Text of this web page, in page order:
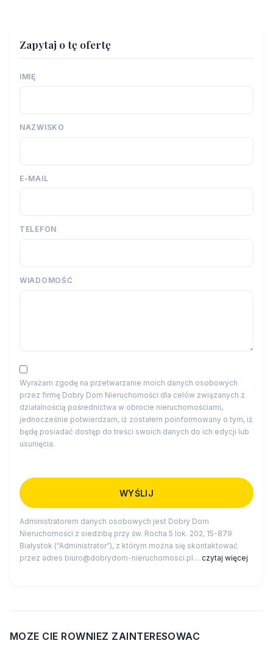
Zapytaj o tę ofertę
IMIĘ
NAZWISKO
E-MAIL
TELEFON
WIADOMOŚĆ
Wyrażam zgodę na przetwarzanie moich danych osobowych
przez firmę Dobry Dom Nieruchomości dla celów związanych z
działalnością pośrednictwa w obrocie nieruchomościami,
jednocześnie potwierdzam, iż zostałem poinformowany o tym, iż
będę posiadać dostęp do treści swoich danych do ich edycji lub
usunięcia.
Administratorem danych osobowych jest Dobry Dom
Nieruchomości z siedzibą przy św. Rocha 5 lok. 202, 15-879
Białystok (“Administrator”), z którym można się skontaktować
przez adres biuro@dobrydom-nieruchomosci.pl… czytaj więcej
MOZE CIE ROWNIEZ ZAINTERESOWAC